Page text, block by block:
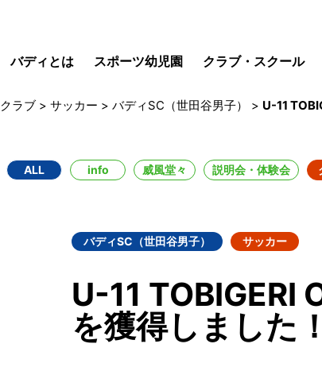
バディとは スポーツ幼児園 クラブ・スクール
クラブ > サッカー > バディSC（世田谷男子） > U-11
ALL info 威風堂々 説明会・体験会
バディSC（世田谷男子） サッカー
U-11 TOBIGERI
を獲得しました！